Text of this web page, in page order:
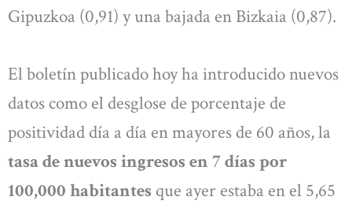
Gipuzkoa (0,91) y una bajada en Bizkaia (0,87).
El boletín publicado hoy ha introducido nuevos
datos como el desglose de porcentaje de
positividad día a día en mayores de 60 años, la
tasa de nuevos ingresos en 7 días por
100,000 habitantes que ayer estaba en el 5,65